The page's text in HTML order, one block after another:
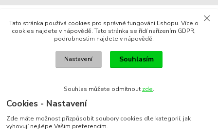
Tato stránka používá cookies pro správné fungování Eshopu. Více o
cookies najdete v nápovědě. Tato stránka se řídí nařízením GDPR,
podrobnostim najdete v nápovědě.
Nastavení Souhlasím
Souhlas můžete odmítnout zde.
Cookies - Nastavení
Zde máte možnost přizpůsobit soubory cookies dle kategorií, jak
vyhovují nejlépe Vašim preferencím.